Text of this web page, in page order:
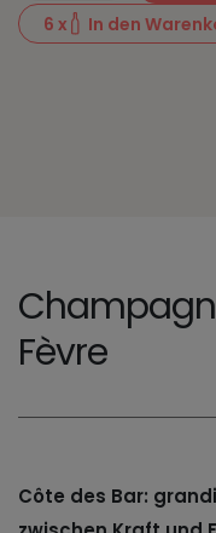
6 x In den
Fèvre
Côte des Bar: